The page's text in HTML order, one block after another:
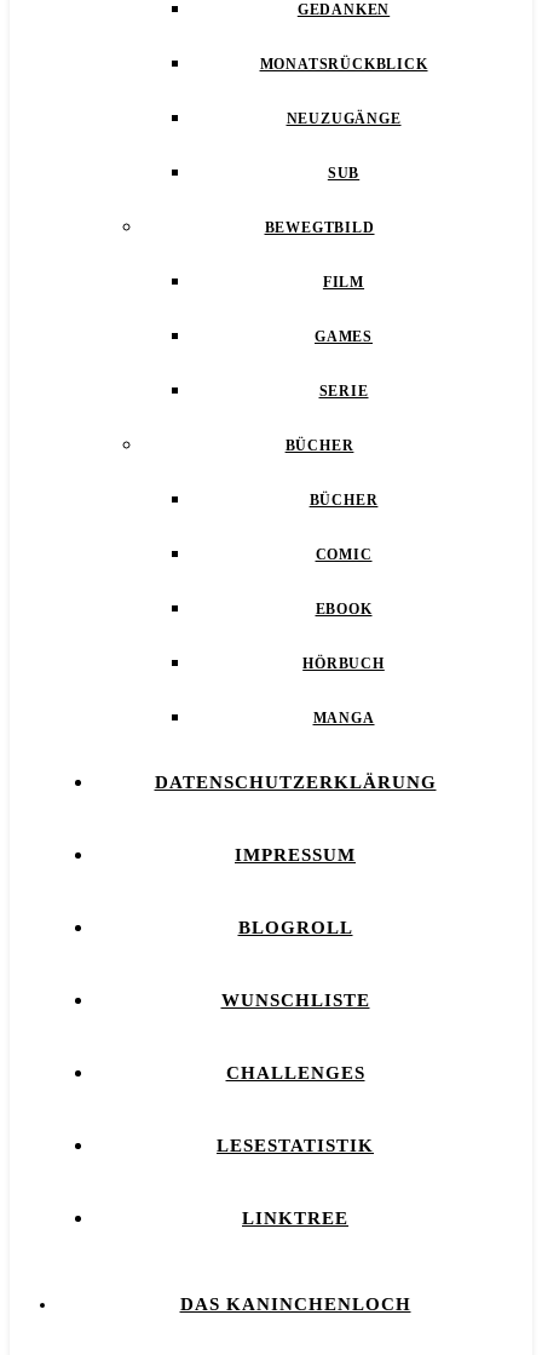
GEDANKEN
MONATSRÜCKBLICK
NEUZUGÄNGE
SUB
BEWEGTBILD
FILM
GAMES
SERIE
BÜCHER
BÜCHER
COMIC
EBOOK
HÖRBUCH
MANGA
DATENSCHUTZERKLÄRUNG
IMPRESSUM
BLOGROLL
WUNSCHLISTE
CHALLENGES
LESESTATISTIK
LINKTREE
DAS KANINCHENLOCH